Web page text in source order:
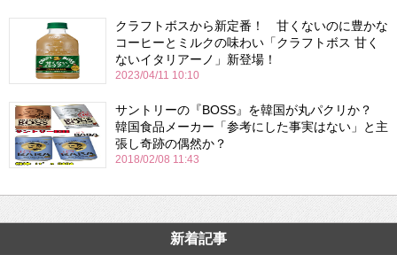
クラフトボスから新定番！ 甘くないのに豊かな
コーヒーとミルクの味わい「クラフトボス 甘く
ないイタリアーノ」新登場！
2023/04/11 10:10
サントリーの『BOSS』を韓国が丸パクリか？
韓国食品メーカー「参考にした事実はない」と主
張し奇跡の偶然か？
2018/02/08 11:43
新着記事